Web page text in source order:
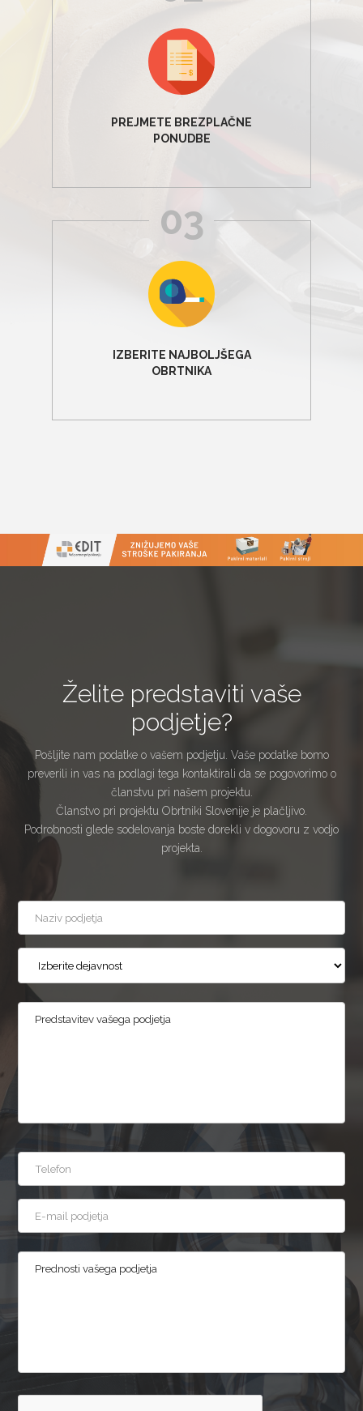
PREJMETE BREZPLAČNE
PONUDBE
03
IZBERITE NAJBOLJŠEGA
OBRTNIKA
Želite predstaviti vaše
podjetje?
Pošljite nam podatke o vašem podjetju. Vaše podatke bomo
preverili in vas na podlagi tega kontaktirali da se pogovorimo o
članstvu pri našem projektu.
Članstvo pri projektu Obrtniki Slovenije je plačljivo.
Podrobnosti glede sodelovanja boste dorekli v dogovoru z vodjo
projekta.